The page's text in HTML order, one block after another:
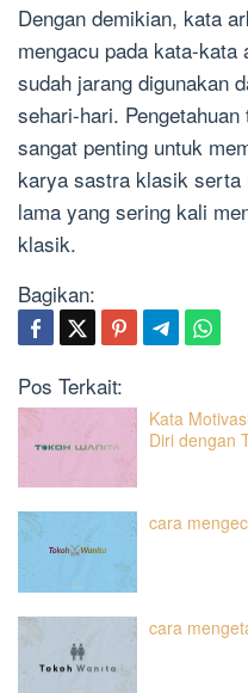
Dengan demikian, kata
mengacu pada kata-
sudah jarang digunakan
sehari-hari.
sangat penting untuk
karya sastra klasik
lama yang sering kali
klasik.
Bagikan:
Pos Terkait:
Kata
Diri dengan
cara
cara